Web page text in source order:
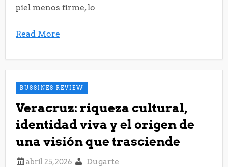
piel menos firme, lo
Read More
BUSSINES REVIEW
Veracruz: riqueza cultural,
identidad viva y el origen de
una visión que trasciende
Dugarte